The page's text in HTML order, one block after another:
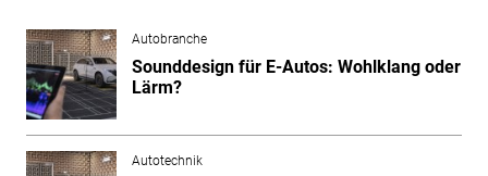
Autobranche
Sounddesign für E-Autos: Wohlklang oder
Lärm?
Autotechnik